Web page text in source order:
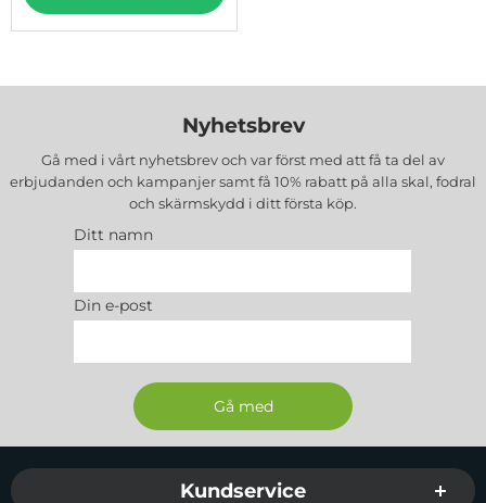
Nyhetsbrev
Gå med i vårt nyhetsbrev och var först med att få ta del av
erbjudanden och kampanjer samt få 10% rabatt på alla skal, fodral
och skärmskydd i ditt första köp.
Ditt namn
Din e-post
Sidfot Blandad info och länkar
Kundservice